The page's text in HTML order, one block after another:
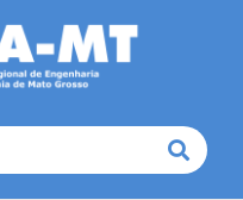
Buscar